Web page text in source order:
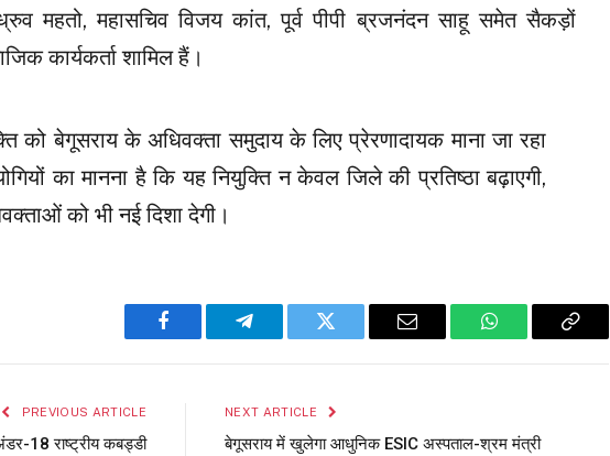
महतो, महासचिव विजय कांत, पूर्व पीपी ब्रजनंदन साहू समेत सैकड़ों
कार्यकर्ता शामिल हैं।
को बेगूसराय के अधिवक्ता समुदाय के लिए प्रेरणादायक माना जा रहा
का मानना है कि यह नियुक्ति न केवल जिले की प्रतिष्ठा बढ़ाएगी,
को भी नई दिशा देगी।
Facebook Telegram Twitter Email WhatsAppCopy
PREVIOUS ARTICLE
18 राष्ट्रीय कबड्डी
NEXT ARTICLE
बेगूसराय में खुलेगा आधुनिक ESIC अस्पताल-श्रम मंत्री